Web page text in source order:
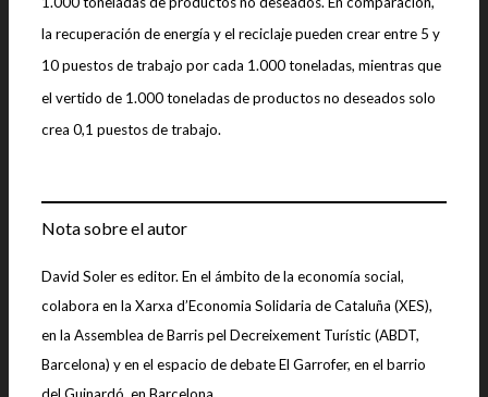
la recuperación de energía y el reciclaje pueden crear entre 5 y
10 puestos de trabajo por cada 1.000 toneladas, mientras que
el vertido de 1.000 toneladas de productos no deseados solo
crea 0,1 puestos de trabajo.
Nota sobre el autor
David Soler es editor. En el ámbito de la economía social,
colabora en la Xarxa d’Economia Solidaria de Cataluña (XES),
en la Assemblea de Barris pel Decreixement Turístic (ABDT,
Barcelona) y en el espacio de debate El Garrofer, en el barrio